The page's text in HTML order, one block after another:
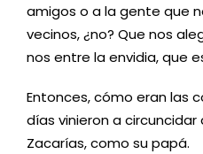
amigos o a la gente que
vecinos, ¿no? Que nos
nos entre la envidia, que
Entonces, cómo eran las
días vinieron a circuncidar
Zacarías, como su papá.